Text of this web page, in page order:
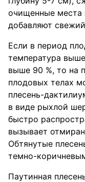
очищенные места
добавляют
Если в период
температура
выше 90 %, то на
плодовых телах
плесень-
в виде рыхлой
быстро
вызывает
Обтянутые
темно-
Паутинная